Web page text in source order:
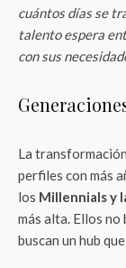
cuántos días se
talento espera
con sus
La
perfiles con más
los Millennials y
más alta. Ellos no
buscan un hub